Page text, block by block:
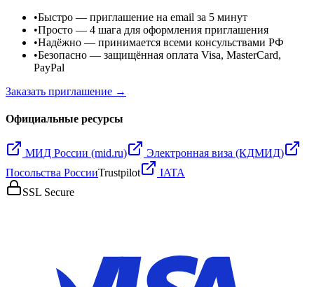
•Быстро — приглашение на email за 5 минут
•Просто — 4 шага для оформления приглашения
•Надёжно — принимается всеми консульствами РФ
•Безопасно — защищённая оплата Visa, MasterCard,
PayPal
Заказать приглашение →
Официальные ресурсы
МИД России (mid.ru)
Электронная виза (КДМИД)
Посольства РоссииTrustpilot
IATA
SSL Secure